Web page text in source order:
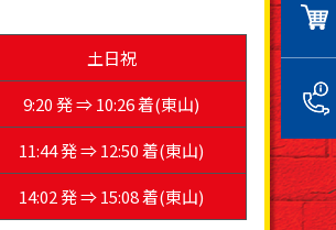
土日祝
9:20 発 ⇒ 10:26 着(東山)
11:44 発 ⇒ 12:50 着(東山)
14:02 発 ⇒ 15:08 着(東山)